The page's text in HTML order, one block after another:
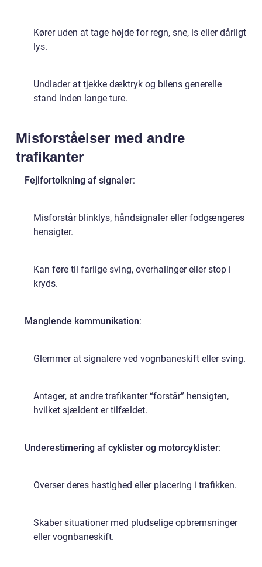
Kører uden at tage højde for regn, sne, is eller dårligt
lys.
Undlader at tjekke dæktryk og bilens generelle
stand inden lange ture.
Misforståelser med andre
trafikanter
Fejlfortolkning af signaler:
Misforstår blinklys, håndsignaler eller fodgængeres
hensigter.
Kan føre til farlige sving, overhalinger eller stop i
kryds.
Manglende kommunikation:
Glemmer at signalere ved vognbaneskift eller sving.
Antager, at andre trafikanter “forstår” hensigten,
hvilket sjældent er tilfældet.
Underestimering af cyklister og motorcyklister:
Overser deres hastighed eller placering i trafikken.
Skaber situationer med pludselige opbremsninger
eller vognbaneskift.